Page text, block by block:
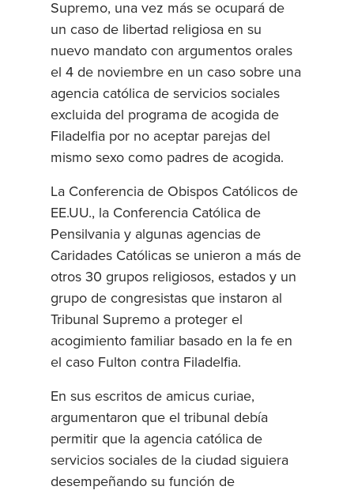
Supremo, una vez más se ocupará de
un caso de libertad religiosa en su
nuevo mandato con argumentos orales
el 4 de noviembre en un caso sobre una
agencia católica de servicios sociales
excluida del programa de acogida de
Filadelfia por no aceptar parejas del
mismo sexo como padres de acogida.
La Conferencia de Obispos Católicos de
EE.UU., la Conferencia Católica de
Pensilvania y algunas agencias de
Caridades Católicas se unieron a más de
otros 30 grupos religiosos, estados y un
grupo de congresistas que instaron al
Tribunal Supremo a proteger el
acogimiento familiar basado en la fe en
el caso Fulton contra Filadelfia.
En sus escritos de amicus curiae,
argumentaron que el tribunal debía
permitir que la agencia católica de
servicios sociales de la ciudad siguiera
desempeñando su función de